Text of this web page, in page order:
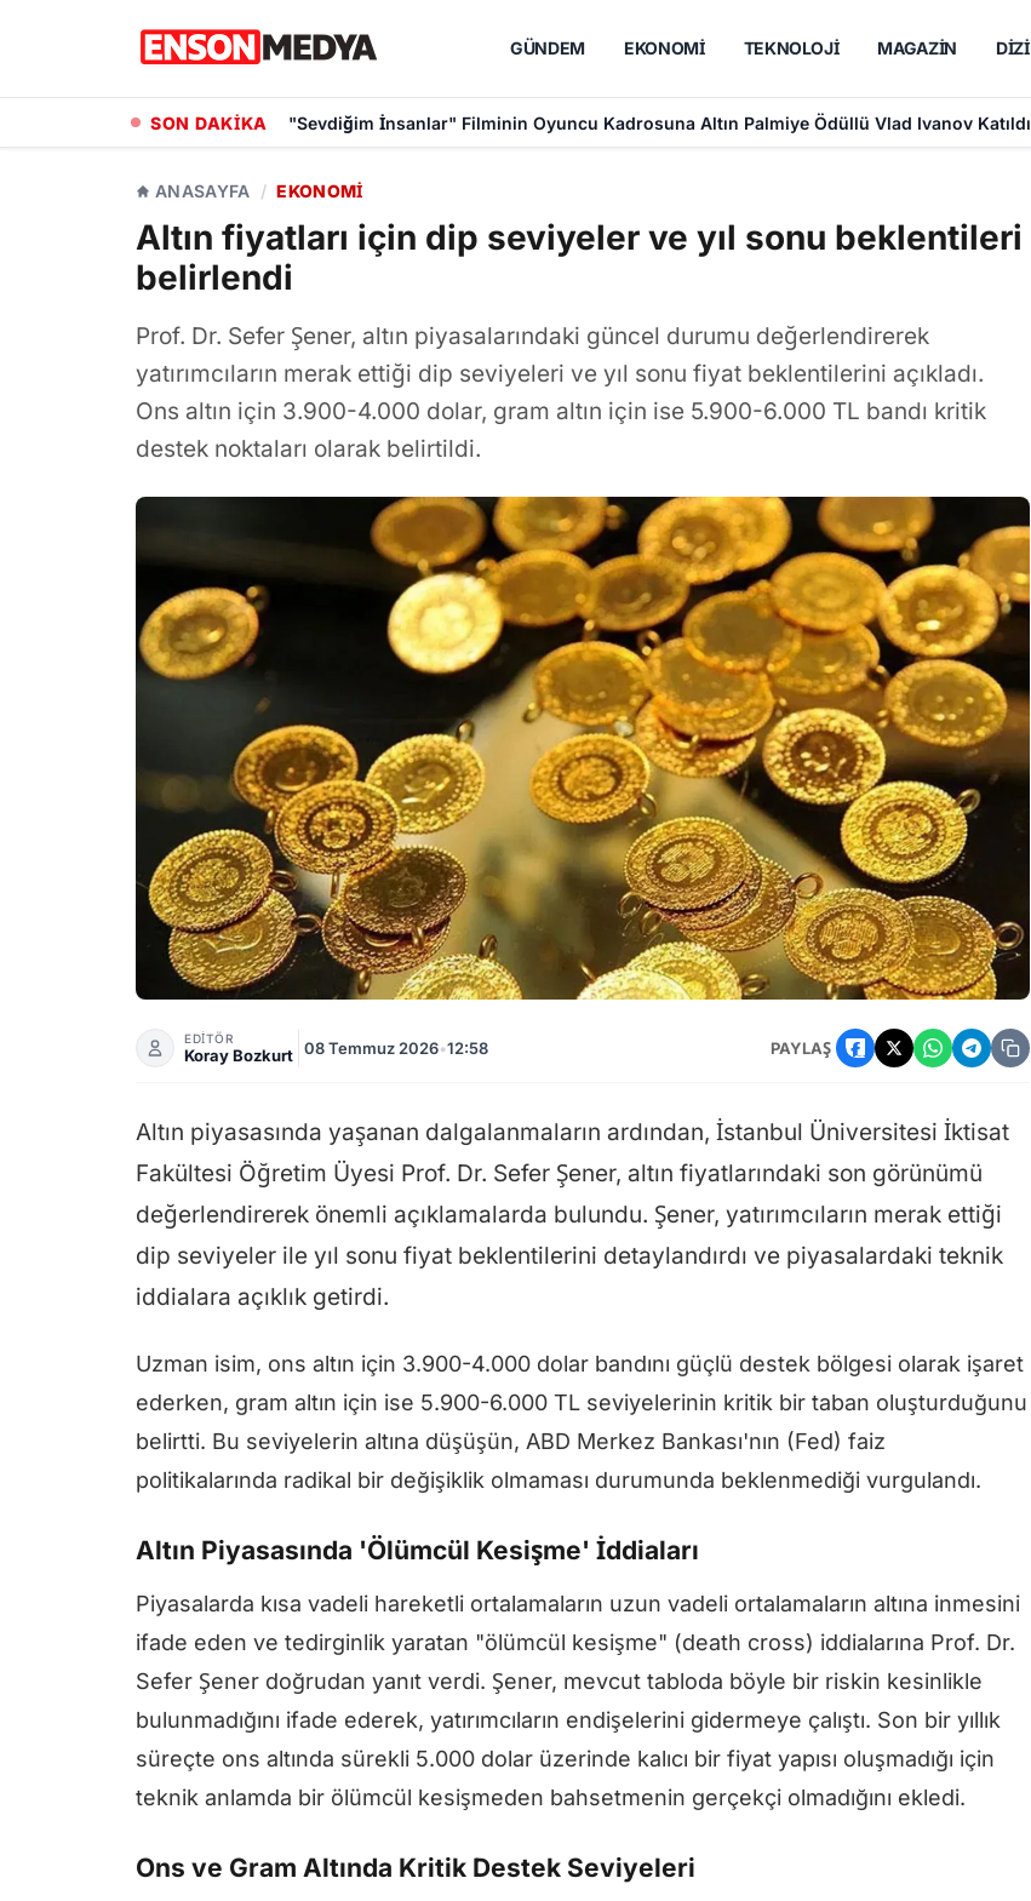
GÜNDEM EKONOMI TEKNOLOJI MAGAZIN DIZI
SON DAKİKA Yeni Dizisi Mercan Köşk İçin Başrol Oyuncularının Afişi Yayınlandı
ANASAYFA / EKONOMI
Altın fiyatları için dip seviyeler ve yıl sonu beklentileri
belirlendi
Prof. Dr. Sefer Şener, altın piyasalarındaki güncel durumu değerlendirerek
yatırımcıların merak ettiği dip seviyeleri ve yıl sonu fiyat beklentilerini açıkladı.
Ons altın için 3.900-4.000 dolar, gram altın için ise 5.900-6.000 TL bandı kritik
destek noktaları olarak belirtildi.
EDİTÖR
Koray Bozkurt 08 Temmuz 2026•12:58 PAYLAŞ
Altın piyasasında yaşanan dalgalanmaların ardından, İstanbul Üniversitesi İktisat
Fakültesi Öğretim Üyesi Prof. Dr. Sefer Şener, altın fiyatlarındaki son görünümü
değerlendirerek önemli açıklamalarda bulundu. Şener, yatırımcıların merak ettiği
dip seviyeler ile yıl sonu fiyat beklentilerini detaylandırdı ve piyasalardaki teknik
iddialara açıklık getirdi.
Uzman isim, ons altın için 3.900-4.000 dolar bandını güçlü destek bölgesi olarak işaret
ederken, gram altın için ise 5.900-6.000 TL seviyelerinin kritik bir taban oluşturduğunu
belirtti. Bu seviyelerin altına düşüşün, ABD Merkez Bankası'nın (Fed) faiz
politikalarında radikal bir değişiklik olmaması durumunda beklenmediği vurgulandı.
Altın Piyasasında 'Ölümcül Kesişme' İddiaları
Piyasalarda kısa vadeli hareketli ortalamaların uzun vadeli ortalamaların altına inmesini
ifade eden ve tedirginlik yaratan "ölümcül kesişme" (death cross) iddialarına Prof. Dr.
Sefer Şener doğrudan yanıt verdi. Şener, mevcut tabloda böyle bir riskin kesinlikle
bulunmadığını ifade ederek, yatırımcıların endişelerini gidermeye çalıştı. Son bir yıllık
süreçte ons altında sürekli 5.000 dolar üzerinde kalıcı bir fiyat yapısı oluşmadığı için
teknik anlamda bir ölümcül kesişmeden bahsetmenin gerçekçi olmadığını ekledi.
Ons ve Gram Altında Kritik Destek Seviyeleri